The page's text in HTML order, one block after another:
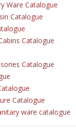
Ware Catalogue
Catalogue
Catalogue
Catalogue
Catalogue
ware catalogue